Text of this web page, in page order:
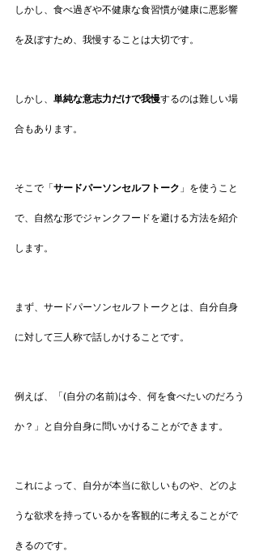
しかし、食べ過ぎや不健康な食習慣が健康に悪影響
を及ぼすため、我慢することは大切です。
しかし、 単純な意志力だけで我慢するのは難しい場
合もあります。
そこで「 サードパーソンセルフトーク 」を使うこと
で、自然な形でジャンクフードを避ける方法を紹介
します。
まず、サードパーソンセルフトークとは、自分自身
に対して三人称で話しかけることです。
例えば、「(自分の名前)は今、何を食べたいのだろう
か？」と自分自身に問いかけることができます。
これによって、自分が本当に欲しいものや、どのよ
うな欲求を持っているかを客観的に考えることがで
きるのです。